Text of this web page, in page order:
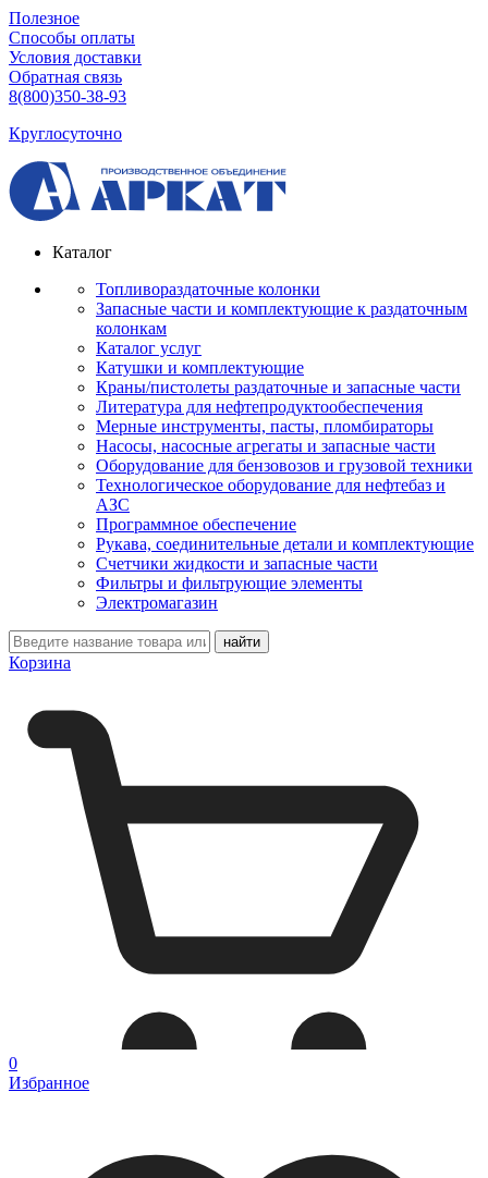
Полезное
Способы оплаты
Условия доставки
Обратная связь
8(800)350-38-93
Круглосуточно
Каталог
Топливораздаточные колонки
Запасные части и комплектующие к раздаточным
колонкам
Каталог услуг
Катушки и комплектующие
Краны/пистолеты раздаточные и запасные части
Литература для нефтепродуктообеспечения
Мерные инструменты, пасты, пломбираторы
Насосы, насосные агрегаты и запасные части
Оборудование для бензовозов и грузовой техники
Технологическое оборудование для нефтебаз и
АЗС
Программное обеспечение
Рукава, соединительные детали и комплектующие
Счетчики жидкости и запасные части
Фильтры и фильтрующие элементы
Электромагазин
Корзина
0
Избранное